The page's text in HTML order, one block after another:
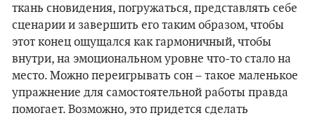
ткань сновидения, погружаться, представлять себе
сценарии и завершить его таким образом, чтобы
этот конец ощущался как гармоничный, чтобы
внутри, на эмоциональном уровне что-то стало на
место. Можно переигрывать сон – такое маленькое
упражнение для самостоятельной работы правда
помогает. Возможно, это придется сделать